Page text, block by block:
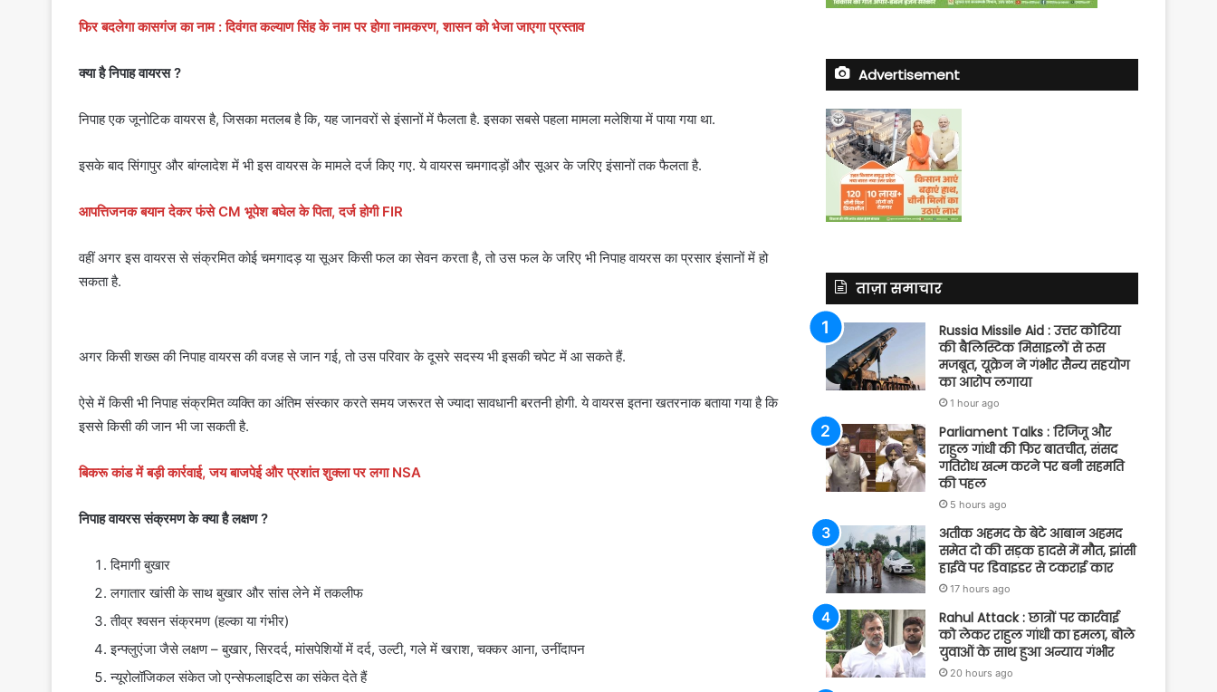
फिर बदलेगा कासगंज का नाम : दिवंगत कल्याण सिंह के नाम पर होगा नामकरण, शासन को भेजा जाएगा प्रस्ताव
क्या है निपाह वायरस ?
निपाह एक जूनोटिक वायरस है, जिसका मतलब है कि, यह जानवरों से इंसानों में फैलता है. इसका सबसे पहला मामला मलेशिया में पाया गया था.
इसके बाद सिंगापुर और बांग्लादेश में भी इस वायरस के मामले दर्ज किए गए. ये वायरस चमगादड़ों और सूअर के जरिए इंसानों तक फैलता है.
आपत्तिजनक बयान देकर फंसे CM भूपेश बघेल के पिता, दर्ज होगी FIR
वहीं अगर इस वायरस से संक्रमित कोई चमगादड़ या सूअर किसी फल का सेवन करता है, तो उस फल के जरिए भी निपाह वायरस का प्रसार इंसानों में हो
सकता है.
अगर किसी शख्स की निपाह वायरस की वजह से जान गई, तो उस परिवार के दूसरे सदस्य भी इसकी चपेट में आ सकते हैं.
ऐसे में किसी भी निपाह संक्रमित व्यक्ति का अंतिम संस्कार करते समय जरूरत से ज्यादा सावधानी बरतनी होगी. ये वायरस इतना खतरनाक बताया गया है कि
इससे किसी की जान भी जा सकती है.
बिकरू कांड में बड़ी कार्रवाई, जय बाजपेई और प्रशांत शुक्ला पर लगा NSA
निपाह वायरस संक्रमण के क्या है लक्षण ?
दिमागी बुखार
लगातार खांसी के साथ बुखार और सांस लेने में तकलीफ
तीव्र श्वसन संक्रमण (हल्का या गंभीर)
इन्फ्लुएंजा जैसे लक्षण – बुखार, सिरदर्द, मांसपेशियों में दर्द, उल्टी, गले में खराश, चक्कर आना, उनींदापन
न्यूरोलॉजिकल संकेत जो एन्सेफलाइटिस का संकेत देते हैं
Advertisement
ताज़ा समाचार
Russia Missile Aid : उत्तर कोरिया
की बैलिस्टिक मिसाइलों से रूस
मजबूत, यूक्रेन ने गंभीर सैन्य सहयोग
का आरोप लगाया
1 hour ago
Parliament Talks : रिजिजू और
राहुल गांधी की फिर बातचीत, संसद
गतिरोध खत्म करने पर बनी सहमति
की पहल
5 hours ago
अतीक अहमद के बेटे आबान अहमद
समेत दो की सड़क हादसे में मौत, झांसी
हाईवे पर डिवाइडर से टकराई कार
17 hours ago
Rahul Attack : छात्रों पर कार्रवाई
को लेकर राहुल गांधी का हमला, बोले
युवाओं के साथ हुआ अन्याय गंभीर
20 hours ago